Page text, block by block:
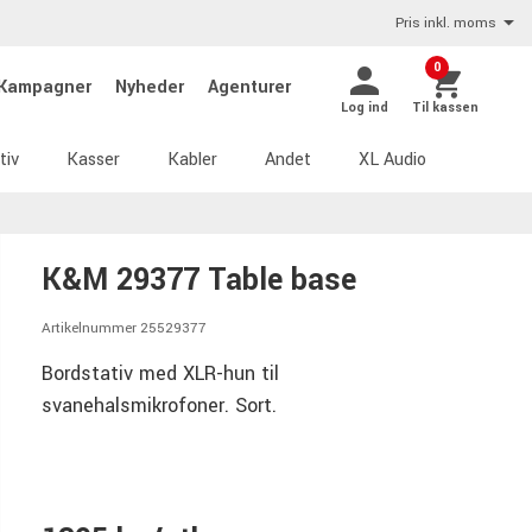
Pris inkl. moms
Nyheder Agenturer
Log ind
0
Til kassen
Kasser Kabler Andet XL Audio
K&M 29377 Table base
Artikelnummer 25529377
Bordstativ med XLR-hun til
svanehalsmikrofoner. Sort.